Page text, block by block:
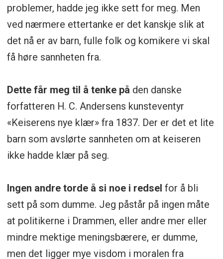
problemer, hadde jeg ikke sett for meg. Men
ved nærmere ettertanke er det kanskje slik at
det nå er av barn, fulle folk og komikere vi skal
få høre sannheten fra.
Dette får meg til å tenke på den danske
forfatteren H. C. Andersens kunsteventyr
«Keiserens nye klær» fra 1837. Der er det et lite
barn som avslørte sannheten om at keiseren
ikke hadde klær på seg.
Ingen andre torde å si noe i redsel for å bli
sett på som dumme. Jeg påstår på ingen måte
at politikerne i Drammen, eller andre mer eller
mindre mektige meningsbærere, er dumme,
men det ligger mye visdom i moralen fra